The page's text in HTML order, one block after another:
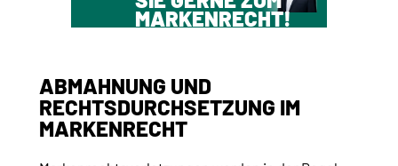
MARKENRECHT!
ABMAHNUNG UND
RECHTSDURCHSETZUNG IM
MARKENRECHT